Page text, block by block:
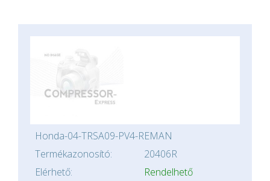
Honda-04-TRSA09-PV4-REMAN
Termékazonosító:
20406R
Elérhető:
Rendelhető